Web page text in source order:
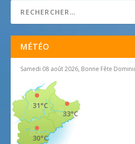
MÉTÉO
Samedi 08 août 2026, Bonne Fête
33°C
31°C
30°C